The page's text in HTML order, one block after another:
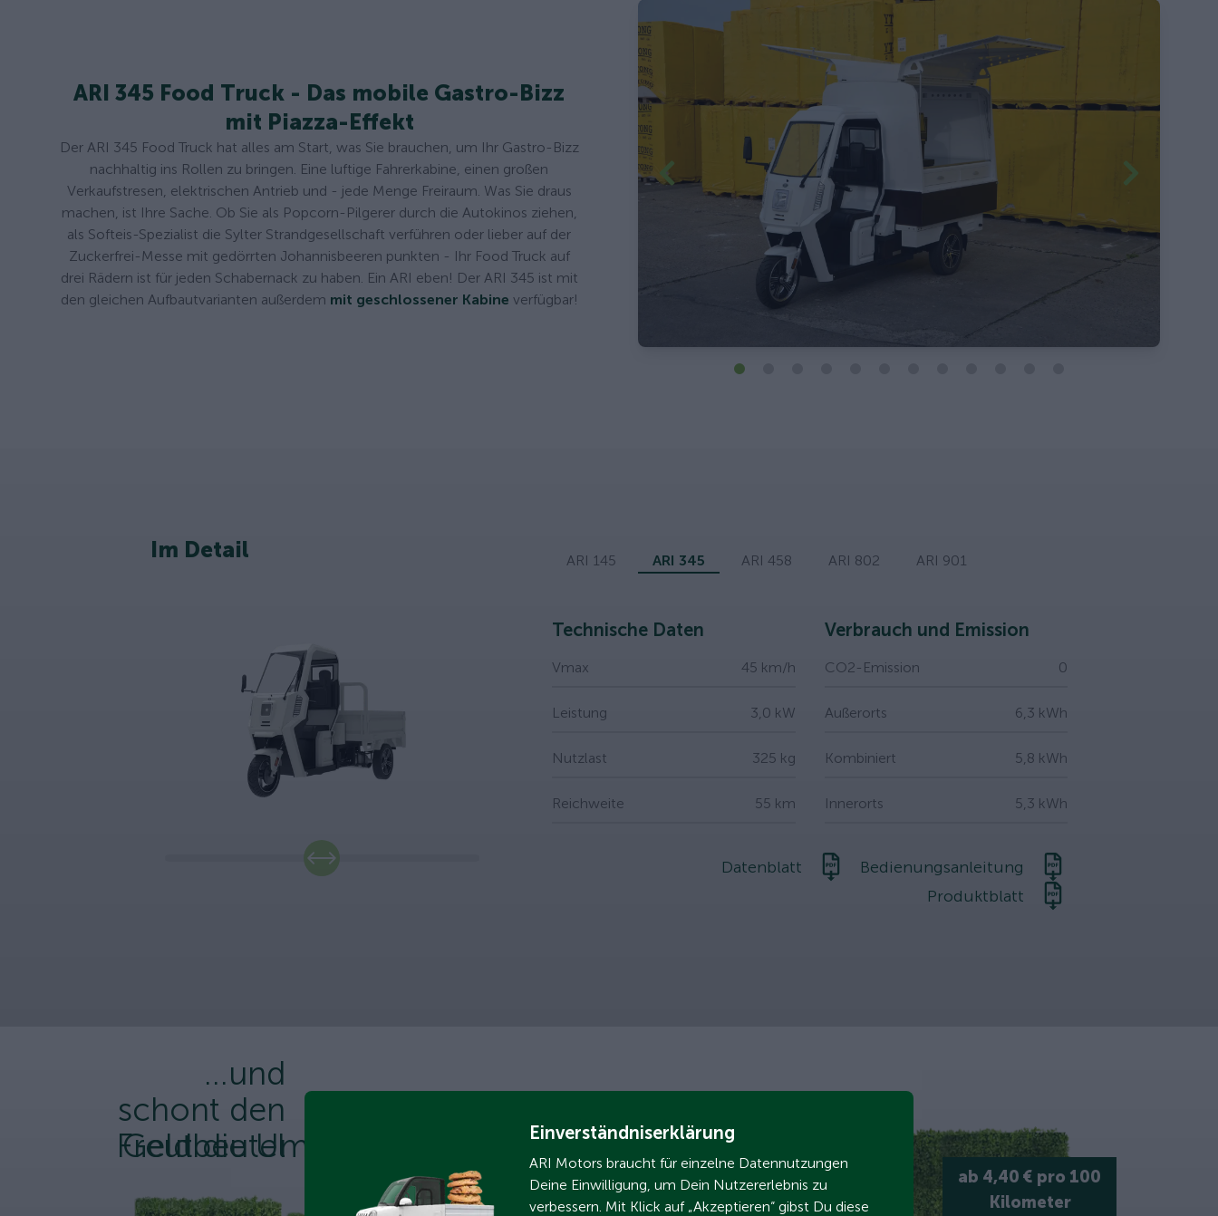
ARI 345 Food Truck - Das mobile Gastro-Bizz
mit Piazza-Effekt
Der ARI 345 Food Truck hat alles am Start, was Sie brauchen, um Ihr Gastro-Bizz
nachhaltig ins Rollen zu bringen. Eine luftige Fahrerkabine, einen großen
Verkaufstresen, elektrischen Antrieb und - jede Menge Freiraum. Was Sie draus
machen, ist Ihre Sache. Ob Sie als Popcorn-Pilgerer durch die Autokinos ziehen,
als Softeis-Spezialist die Sylter Strandgesellschaft verführen oder lieber auf der
Zuckerfrei-Messe mit gedörrten Johannisbeeren punkten - Ihr Food Truck auf
drei Rädern ist für jeden Schabernack zu haben. Ein ARI eben! Der ARI 345 ist mit
den gleichen Aufbautvarianten außerdem mit geschlossener Kabine verfügbar!
Im Detail ARI 145 ARI 345 ARI 458 ARI 802 ARI 901
Technische Daten
Vmax 45 km/h
Leistung 3,0 kW
Nutzlast 325 kg
Reichweite 55 km
Verbrauch und Emission
CO2-Emission 0
Außerorts 6,3 kWh
Kombiniert 5,8 kWh
Innerorts 5,3 kWh
Datenblatt
Bedienungsanleitung
Produktblatt
Freut die Umwelt
...und
schont den
Geldbeutel
ab 4,40 € pro 100
Kilometer
Einverständniserklärung
ARI Motors braucht für einzelne Datennutzungen
Deine Einwilligung, um Dein Nutzererlebnis zu
verbessern. Mit Klick auf „Akzeptieren“ gibst Du diese